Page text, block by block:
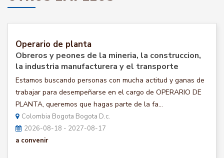
Operario de planta
Obreros y peones de la mineria, la construccion,
la industria manufacturera y el transporte
Estamos buscando personas con mucha actitud y ganas de
trabajar para desempeñarse en el cargo de OPERARIO DE
PLANTA, queremos que hagas parte de la fa...
Colombia Bogota Bogota D.c.
2026-08-18 - 2027-08-17
a convenir